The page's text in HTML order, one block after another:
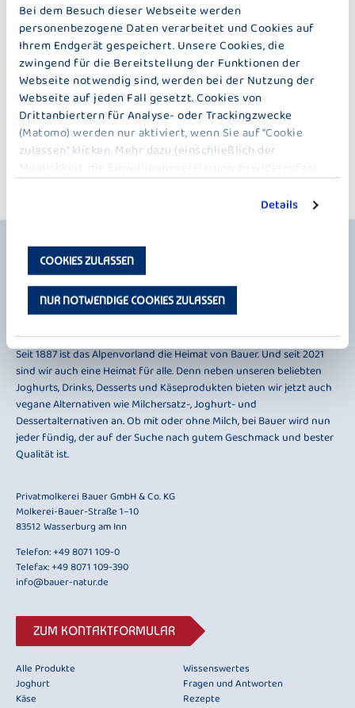
Bei dem Besuch dieser Webseite werden
personenbezogene Daten verarbeitet und Cookies auf
Ihrem Endgerät gespeichert. Unsere Cookies, die
zwingend für die Bereitstellung der Funktionen der
Webseite notwendig sind, werden bei der Nutzung der
Webseite auf jeden Fall gesetzt. Cookies von
Drittanbiertern für Analyse- oder Trackingzwecke
(Matomo) werden nur aktiviert, wenn Sie auf "Cookie
zulassen" klicken. Mehr dazu (einschließlich der
Möglichkeit, die Einwilligungserklärung zu widerrufen)
Details
COOKIES ZULASSEN
NUR NOTWENDIGE COOKIES ZULASSEN
7. MATOMO (EHEMALS PIWIK)
8. P&I LOGA
Seit 1887 ist das Alpenvorland die Heimat von Bauer. Und seit 2021
sind wir auch eine Heimat für alle. Denn neben unseren beliebten
Joghurts, Drinks, Desserts und Käseprodukten bieten wir jetzt auch
vegane Alternativen wie Milchersatz-, Joghurt- und
Dessertalternativen an. Ob mit oder ohne Milch, bei Bauer wird nun
jeder fündig, der auf der Suche nach gutem Geschmack und bester
Qualität ist.
Privatmolkerei Bauer GmbH & Co. KG
Molkerei-Bauer-Straße 1–10
83512 Wasserburg am Inn
Telefon:+49 8071 109-0
Telefax: +49 8071 109-390
info@bauer-natur.de
ZUM KONTAKTFORMULAR
Alle Produkte
Joghurt
Käse
Wissenswertes
Fragen und Antworten
Rezepte